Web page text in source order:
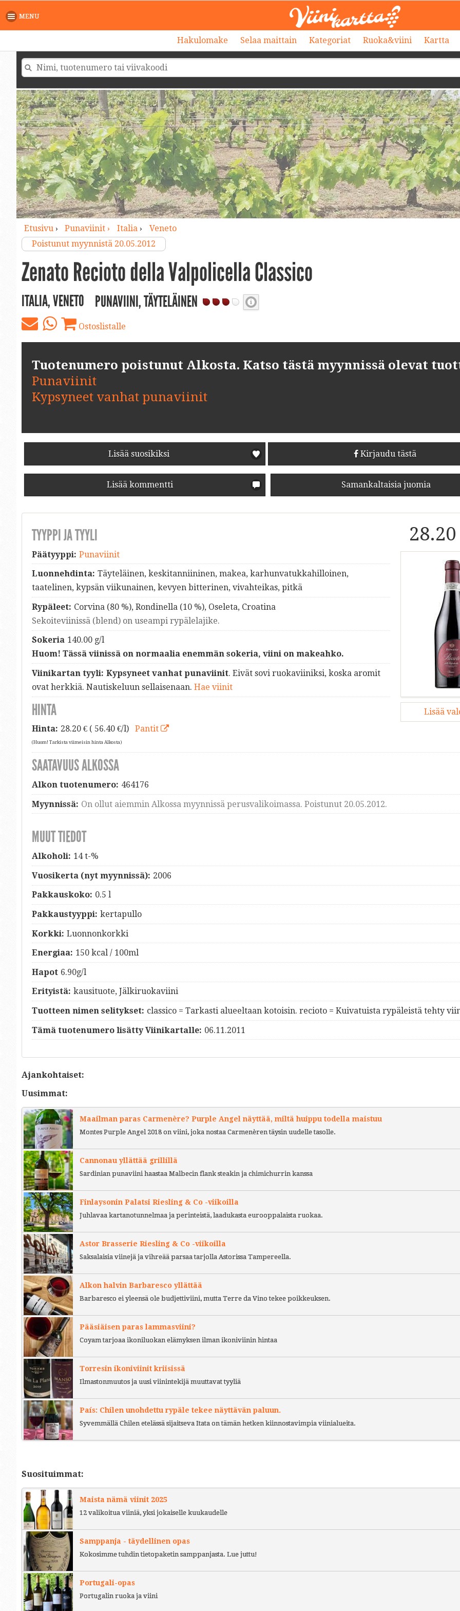
MENU
Hakulomake Selaa maittain Kategoriat Ruoka&viini Kartta
Etusivu› Punaviinit › Italia›
Veneto
Poistunut myynnistä 20.05.2012
Zenato Recioto della Valpolicella Classico
ITALIA, VENETO PUNAVIINI, TÄYTELÄINEN
Ostoslistalle
Tuotenumero poistunut Alkosta. Katso tästä myynnissä olevat
Punaviinit
Kypsyneet vanhat punaviinit
Lisää suosikiksi Kirjaudu tästä
Lisää kommentti Samankaltaisia juomia
Lisää
TYYPPI JA TYYLI
Päätyyppi: Punaviinit
Luonnehdinta: Täyteläinen, keskitanniininen, makea, karhunvatukkahilloinen,
taatelinen, kypsän viikunainen, kevyen bitterinen, vivahteikas, pitkä
Rypäleet: Corvina (80 %), Rondinella (10 %), Oseleta, Croatina
Sekoiteviinissä (blend) on useampi rypälelajike.
Sokeria 140.00 g/l
Huom! Tässä viinissä on normaalia enemmän sokeria, viini on makeahko.
Viinikartan tyyli: Kypsyneet vanhat punaviinit. Eivät sovi ruokaviiniksi, koska aromit
ovat herkkiä. Nautiskeluun sellaisenaan. Hae viinit
HINTA
Hinta: 28.20€ ( 56.40 €/l) Pantit
(Huom! Tarkista viimeisin hinta Alkosta)
SAATAVUUS ALKOSSA
Alkon tuotenumero: 464176
Myynnissä: On ollut aiemmin Alkossa myynnissä perusvalikoimassa. Poistunut 20.05.2012.
MUUT TIEDOT
Alkoholi: 14 t-%
Vuosikerta (nyt myynnissä): 2006
Pakkauskoko: 0.5 l
Pakkaustyyppi: kertapullo
Korkki: Luonnonkorkki
Energiaa: 150 kcal / 100ml
Hapot 6.90g/l
Erityistä: kausituote, Jälkiruokaviini
Tuotteen nimen selitykset: classico = Tarkasti alueeltaan kotoisin. recioto = Kuivatuista rypäleistä tehty
Tämä tuotenumero lisätty Viinikartalle: 06.11.2011
Ajankohtaiset:
Uusimmat:
Maailman paras Carmenère? Purple Angel näyttää, miltä huippu todella maistuu
Montes Purple Angel 2018 on viini, joka nostaa Carmenèren täysin uudelle tasolle.
Cannonau yllättää grillillä
Sardinian punaviini haastaa Malbecin flank steakin ja chimichurrin kanssa
Finlaysonin Palatsi Riesling & Co -viikoilla
Juhlavaa kartanotunnelmaa ja perinteistä, laadukasta eurooppalaista ruokaa.
Astor Brasserie Riesling & Co -viikoilla
Saksalaisia viinejä ja vihreää parsaa tarjolla Astorissa Tampereella.
Alkon halvin Barbaresco yllättää
Barbaresco ei yleensä ole budjettiviini, mutta Terre da Vino tekee poikkeuksen.
Pääsiäisen paras lammasviini?
Coyam tarjoaa ikoniluokan elämyksen ilman ikoniviinin hintaa
Torresin ikoniviinit kriisissä
Ilmastonmuutos ja uusi viinintekijä muuttavat tyyliä
País: Chilen unohdettu rypäle tekee näyttävän paluun.
Syvemmällä Chilen etelässä sijaitseva Itata on tämän hetken kiinnostavimpia viinialueita.
Suosituimmat:
Maista nämä viinit 2025
12 valikoitua viiniä, yksi jokaiselle kuukaudelle
Samppanja - täydellinen opas
Kokosimme tuhdin tietopaketin samppanjasta. Lue juttu!
Portugali-opas
Portugalin ruoka ja viini